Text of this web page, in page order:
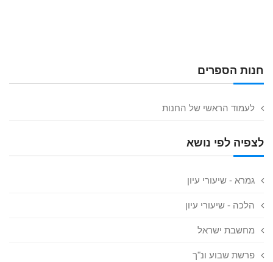
חנות הספרים
לעמוד הראשי של החנות
לצפיה לפי נושא
גמרא - שיעורי עיון
הלכה - שיעורי עיון
מחשבת ישראל
פרשת שבוע ונ"ך